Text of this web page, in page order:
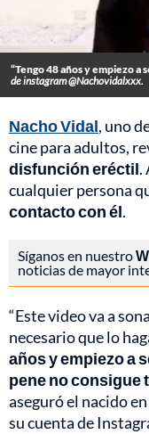
“Tengo 48 años y empiezo
de instagram @Nachovidalxxx.
Nacho Vidal, uno
cine para adultos,
disfunción eréctil.
cualquier persona
contacto con él.
Síganos en nuestro
noticias de mayor
“Este video va a
necesario que lo
años y empiezo a
pene no consigue
aseguró el nacido
su cuenta de